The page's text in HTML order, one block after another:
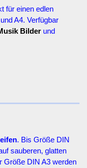
für einen edlen
A4. Verfügbar
Bilder und
. Bis Größe DIN
sauberen, glatten
Größe DIN A3 werden